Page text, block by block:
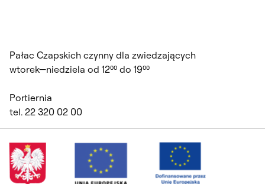
Pałac Czapskich czynny dla zwiedzających
wtorek—niedziela od 12⁰⁰ do 19⁰⁰
Portiernia
tel. 22 320 02 00